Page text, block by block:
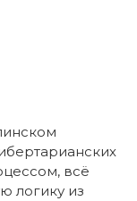
всё
логику из